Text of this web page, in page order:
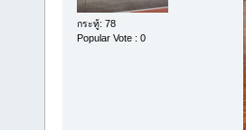
กระทู้: 78
Popular Vote : 0